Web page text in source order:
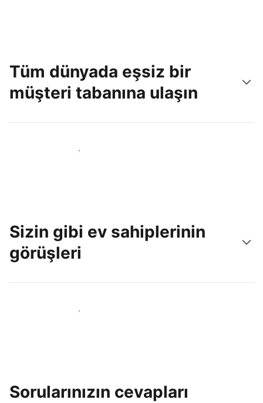
Tüm dünyada eşsiz bir
müşteri tabanına ulaşın
Hemen yeni konuklara ulaş
Sizin gibi ev sahiplerinin
görüşleri
Tesis sahipleri arasına katıl
Sorularınızın cevapları